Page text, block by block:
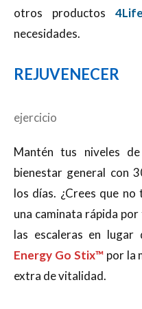
otros productos
necesidades.
REJUVENECER
ejercicio
Mantén tus niveles
bienestar general con
los días. ¿Crees que
una caminata rápida
las escaleras en lugar
Energy Go Stix™por la
extra de vitalidad.